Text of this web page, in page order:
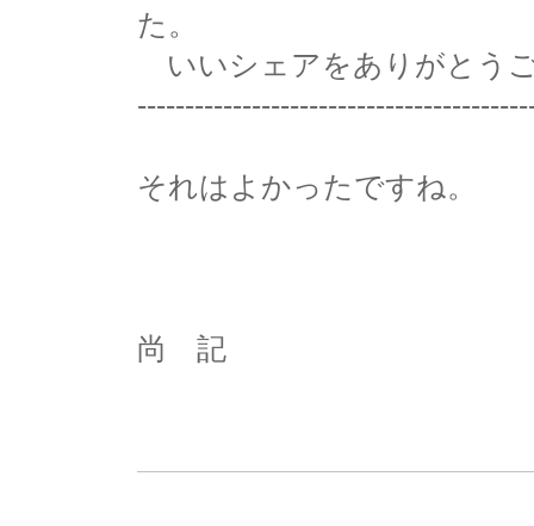
た。
いいシェアをありがとう
それはよかったですね。
尚 記